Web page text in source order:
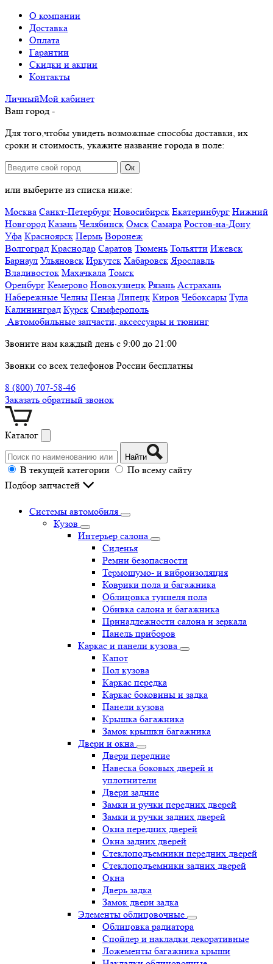
О компании
Доставка
Оплата
Гарантии
Скидки и акции
Контакты
ЛичныйМой кабинет
Ваш город -
Для того,чтобы увидеть возможные способы доставки, их
сроки и стоимость, укажите название города в поле:
Ок
или выберите из списка ниже:
Москва Санкт-Петербург Новосибирск Екатеринбург Нижний
Новгород Казань Челябинск Омск Самара Ростов-на-Дону
Уфа Красноярск Пермь Воронеж
Волгоград Краснодар Саратов Тюмень Тольятти Ижевск
Барнаул Ульяновск Иркутск Хабаровск Ярославль
Владивосток Махачкала Томск
Оренбург Кемерово Новокузнецк Рязань Астрахань
Набережные Челны Пенза Липецк Киров Чебоксары Тула
Калининград Курск Симферополь
Автомобильные запчасти, аксессуары и тюнинг
Звоните нам каждый день с 9:00 до 21:00
Звонки со всех телефонов России бесплатны
8 (800) 707-58-46
Заказать обратный звонок
Каталог
Найти
В текущей категории
По всему сайту
Подбор запчастей
Системы автомобиля
Кузов
Интерьер салона
Сиденья
Ремни безопасности
Термошумо- и виброизоляция
Коврики пола и багажника
Облицовка туннеля пола
Обивка салона и багажника
Принадлежности салона и зеркала
Панель приборов
Каркас и панели кузова
Капот
Пол кузова
Каркас передка
Каркас боковины и задка
Панели кузова
Крышка багажника
Замок крышки багажника
Двери и окна
Двери передние
Навеска боковых дверей и
уплотнители
Двери задние
Замки и ручки передних дверей
Замки и ручки задних дверей
Окна передних дверей
Окна задних дверей
Стеклоподъемники передних дверей
Стеклоподъемники задних дверей
Окна
Дверь задка
Замок двери задка
Элементы облицовочные
Облицовка радиатора
Спойлер и накладки декоративные
Ложементы багажника крыши